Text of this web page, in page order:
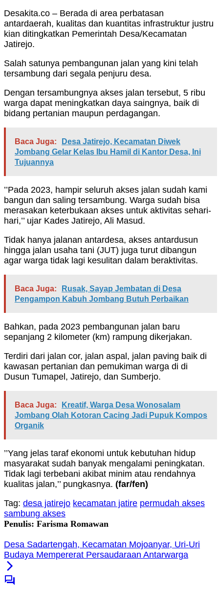
Desakita.co – Berada di area perbatasan
antardaerah, kualitas dan kuantitas infrastruktur justru
kian ditingkatkan Pemerintah Desa/Kecamatan
Jatirejo.
Salah satunya pembangunan jalan yang kini telah
tersambung dari segala penjuru desa.
Dengan tersambungnya akses jalan tersebut, 5 ribu
warga dapat meningkatkan daya saingnya, baik di
bidang pertanian maupun perdagangan.
Baca Juga:
Desa Jatirejo, Kecamatan Diwek
Jombang Gelar Kelas Ibu Hamil di Kantor Desa, Ini
Tujuannya
’’Pada 2023, hampir seluruh akses jalan sudah kami
bangun dan saling tersambung. Warga sudah bisa
merasakan keterbukaan akses untuk aktivitas sehari-
hari,’’ ujar Kades Jatirejo, Ali Masud.
Tidak hanya jalanan antardesa, akses antardusun
hingga jalan usaha tani (JUT) juga turut dibangun
agar warga tidak lagi kesulitan dalam beraktivitas.
Baca Juga:
Rusak, Sayap Jembatan di Desa
Pengampon Kabuh Jombang Butuh Perbaikan
Bahkan, pada 2023 pembangunan jalan baru
sepanjang 2 kilometer (km) rampung dikerjakan.
Terdiri dari jalan cor, jalan aspal, jalan paving baik di
kawasan pertanian dan pemukiman warga di di
Dusun Tumapel, Jatirejo, dan Sumberjo.
Baca Juga:
Kreatif, Warga Desa Wonosalam
Jombang Olah Kotoran Cacing Jadi Pupuk Kompos
Organik
’’Yang jelas taraf ekonomi untuk kebutuhan hidup
masyarakat sudah banyak mengalami peningkatan.
Tidak lagi terbebani akibat minim atau rendahnya
kualitas jalan,’’ pungkasnya. (far/fen)
Tag: desa jatirejo kecamatan jatire permudah akses
sambung akses
Penulis: Farisma Romawan
Desa Sadartengah, Kecamatan Mojoanyar, Uri-Uri
Budaya Mempererat Persaudaraan Antarwarga